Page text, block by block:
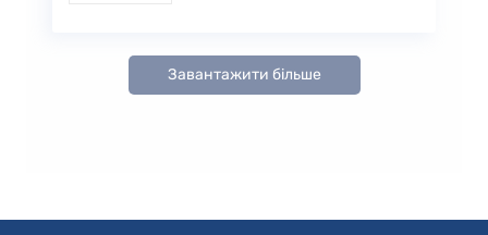
Завантажити більше